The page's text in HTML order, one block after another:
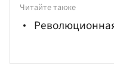
Читайте также